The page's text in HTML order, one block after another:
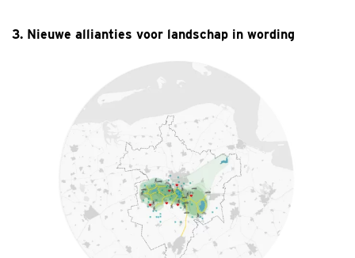
3. Nieuwe allianties voor landschap in wording